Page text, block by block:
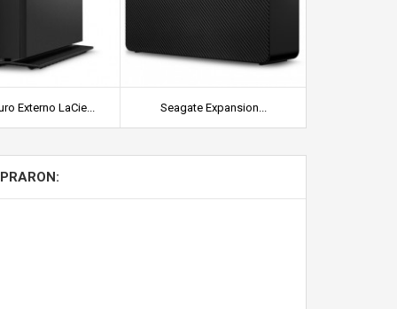
Externo LaCie... Seagate Expansion...